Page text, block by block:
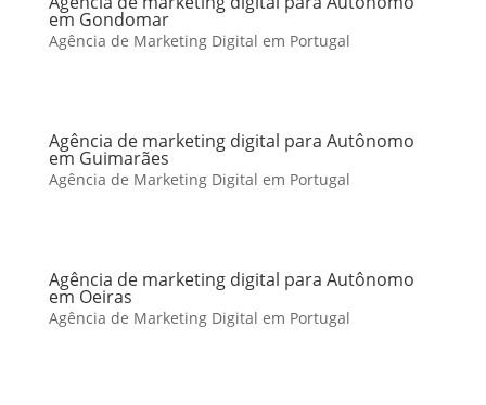
em Gondomar
Agência de Marketing Digital em Portugal
Agência de marketing digital para Autônomo
em Guimarães
Agência de Marketing Digital em Portugal
Agência de marketing digital para Autônomo
em Oeiras
Agência de Marketing Digital em Portugal